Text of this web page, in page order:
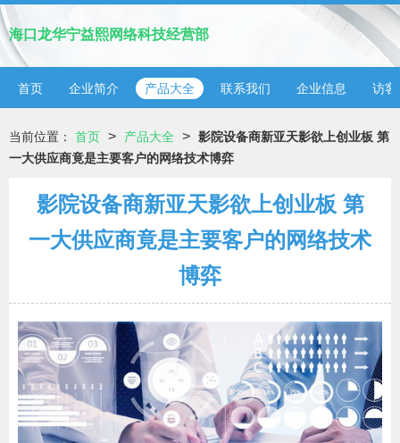
海口龙华宁益熙网络科技经营部
首页 企业简介 产品大全 联系我们 企业信息 访客
当前位置： 首页 > 产品大全 > 影院设备商新亚天影欲上创业板 第
一大供应商竟是主要客户的网络技术博弈
影院设备商新亚天影欲上创业板 第
一大供应商竟是主要客户的网络技术
博弈